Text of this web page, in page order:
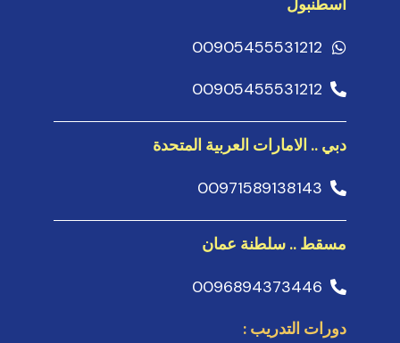
اسطنبول
00905455531212
00905455531212
دبي .. الامارات العربية المتحدة
00971589138143
مسقط .. سلطنة عمان
0096894373446
دورات التدريب :